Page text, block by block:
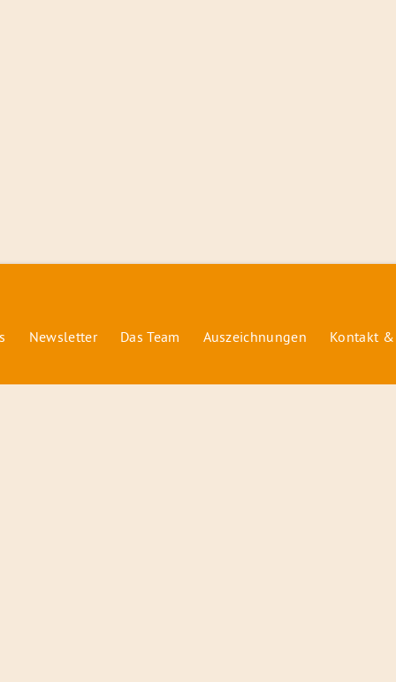
Newsletter Das Team Auszeichnungen Kontakt